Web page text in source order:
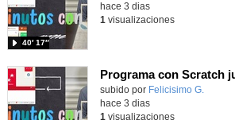
40′ 17″
hace 3 dias
1 visualizaciones
Contenido educativo.
subido por Felicisimo G.
hace 3 dias
1 visualizaciones